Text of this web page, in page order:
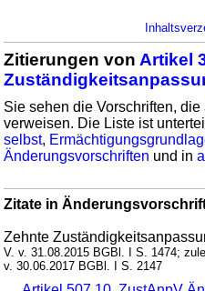
Zitierungen von Artikel
Sie sehen die Vorschriften,
verweisen. Die Liste ist
selbst,
Änderungsvorschriften und in
Zitate in
Zehnte
V. v. 31.08.2015 BGBl. I S. 1474;
v. 30.06.2017 BGBl. I S. 2147